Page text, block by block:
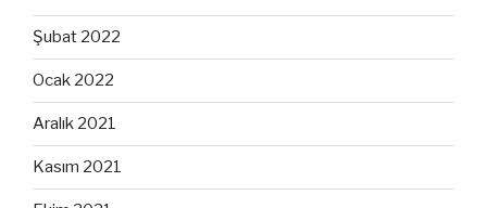
Şubat 2022
Ocak 2022
Aralık 2021
Kasım 2021